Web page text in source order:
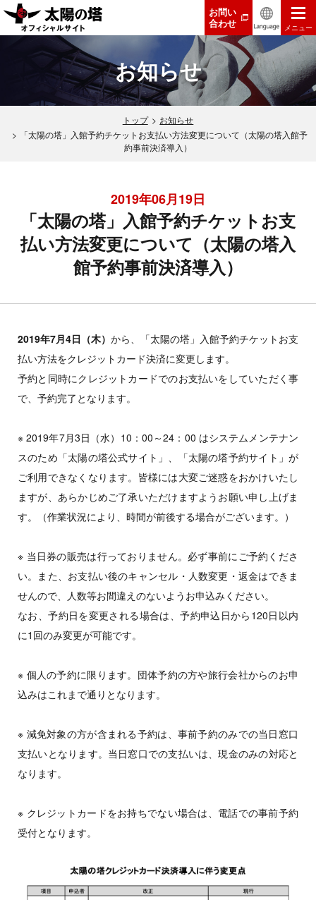
お問い
合わせ
メニュー
お知らせ
トップ
お知らせ
「太陽の塔」入館予約チケットお支払い方法変更について（太陽の塔入館予
約事前決済導入）
2019年06月19日
「太陽の塔」入館予約チケットお支
払い方法変更について（太陽の塔入
館予約事前決済導入）
2019年7月4日（木） から、「太陽の塔」入館予約チケットお支
払い方法をクレジットカード決済に変更します。
予約と同時にクレジットカードでのお支払いをしていただく事
で、予約完了となります。
※ 2019年7月3日（水）10：00～24：00 はシステムメンテナン
スのため「太陽の塔公式サイト」、「太陽の塔予約サイト」が
ご利用できなくなります。皆様には大変ご迷惑をおかけいたし
ますが、あらかじめご了承いただけますようお願い申し上げま
す。（作業状況により、時間が前後する場合がございます。）
※ 当日券の販売は行っておりません。必ず事前にご予約くださ
い。また、お支払い後のキャンセル・人数変更・返金はできま
せんので、人数等お間違えのないようお申込みください。
なお、予約日を変更される場合は、予約申込日から120日以内
に1回のみ変更が可能です。
※ 個人の予約に限ります。団体予約の方や旅行会社からのお申
込みはこれまで通りとなります。
※ 減免対象の方が含まれる予約は、事前予約のみでの当日窓口
支払いとなります。当日窓口での支払いは、現金のみの対応と
なります。
※ クレジットカードをお持ちでない場合は、電話での事前予約
受付となります。